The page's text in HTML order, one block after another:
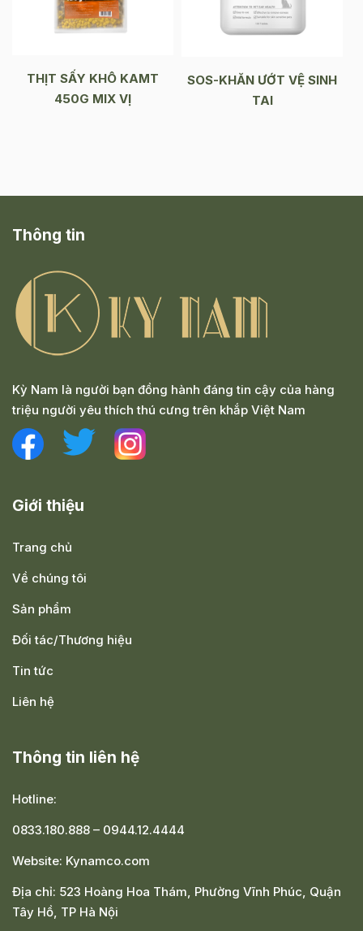
THỊT SẤY KHÔ KAMT
450G MIX VỊ
SOS-KHĂN ƯỚT VỆ SINH
TAI
Thông tin
Kỳ Nam là người bạn đồng hành đáng tin cậy của hàng
triệu người yêu thích thú cưng trên khắp Việt Nam
Giới thiệu
Trang chủ
Về chúng tôi
Sản phẩm
Đối tác/Thương hiệu
Tin tức
Liên hệ
Thông tin liên hệ
Hotline:
0833.180.888 – 0944.12.4444
Website: Kynamco.com
Địa chỉ: 523 Hoàng Hoa Thám, Phường Vĩnh Phúc, Quận
Tây Hồ, TP Hà Nội